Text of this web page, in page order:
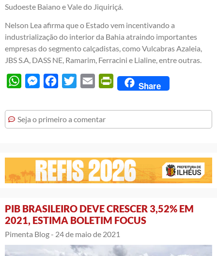
Sudoeste Baiano e Vale do Jiquiriçá.
Nelson Lea afirma que o Estado vem incentivando a
industrialização do interior da Bahia atraindo importantes
empresas do segmento calçadistas, como Vulcabras Azaleia,
JBS S.A, DASS NE, Ramarim, Ferracini e Lialine, entre outras.
WhatsAppMessengerFacebook
Twitter Email PrintFriendly
Share
Seja o primeiro a comentar
PIB BRASILEIRO DEVE CRESCER 3,52% EM
2021, ESTIMA BOLETIM FOCUS
Pimenta Blog - 24 de maio de 2021